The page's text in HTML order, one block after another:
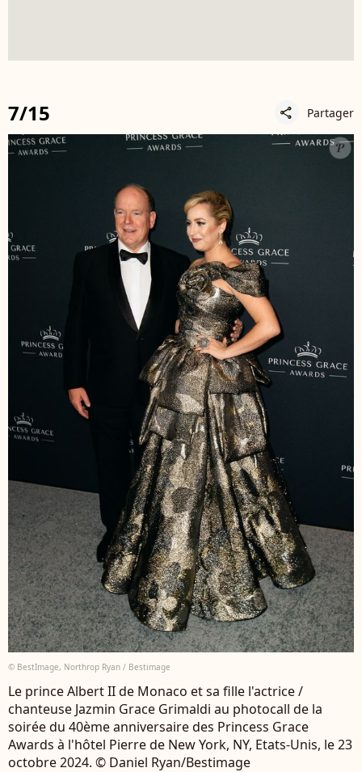
7/15 share Partager
© BestImage, Northrop Ryan / Bestimage
Le prince Albert II de Monaco et sa fille l'actrice /
chanteuse Jazmin Grace Grimaldi au photocall de la
soirée du 40ème anniversaire des Princess Grace
Awards à l'hôtel Pierre de New York, NY, Etats-Unis, le 23
octobre 2024. © Daniel Ryan/Bestimage